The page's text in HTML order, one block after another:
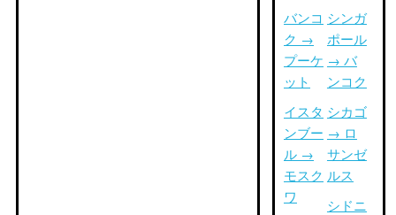
バンコ
ク →
プーケ
ット
イスタ
ンブー
ル →
モスク
ワ
シンガ
ポール
→ バ
ンコク
シカゴ
→ ロ
サンゼ
ルス
シドニ